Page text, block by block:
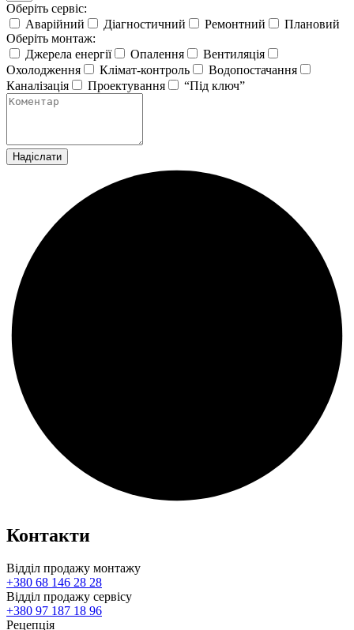
Оберіть сервіс:
Аварійний
Діагностичний Ремонтний
Плановий
Оберіть монтаж:
Джерела енергії
Опалення
Вентиляція
Охолодження
Клімат-контроль
Водопостачання
Каналізація
Проектування “Під ключ”
Надіслати
Контакти
Відділ продажу монтажу
+380 68 146 28 28
Відділ продажу сервісу
+380 97 187 18 96
Рецепція